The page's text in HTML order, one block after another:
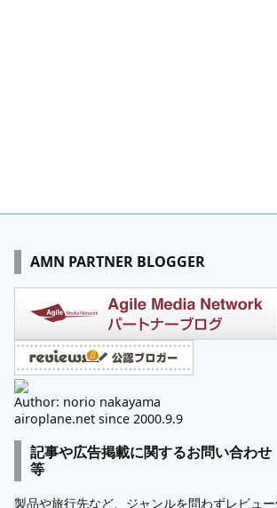
AMN PARTNER BLOGGER
Author: norio nakayama
airoplane.net since 2000.9.9
記事や広告掲載に関するお問い合わせ
等
製品や旅行先など、ジャンルを問わずレビュ